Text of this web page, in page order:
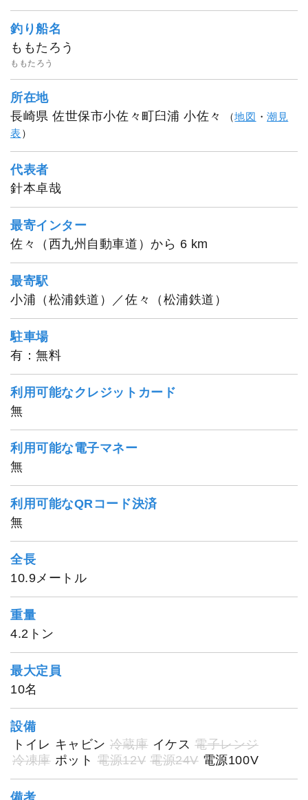
釣り船名
ももたろう
ももたろう
所在地
長崎県 佐世保市小佐々町臼浦 小佐々
（地図 ・潮見
表）
代表者
針本卓哉
最寄インター
佐々（西九州自動車道）から 6 km
最寄駅
小浦（松浦鉄道）／佐々（松浦鉄道）
駐車場
有：無料
利用可能なクレジットカード
無
利用可能な電子マネー
無
利用可能なQRコード決済
無
全長
10.9メートル
重量
4.2トン
最大定員
10名
設備
トイレ キャビン 冷蔵庫 イケス 電子レンジ
冷凍庫 ポット 電源12V 電源24V 電源100V
備考